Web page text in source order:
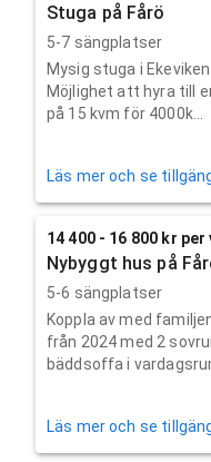
Stuga på Fårö
5-7 sängplatser
Mysig stuga i
Möjlighet att hyra till
på 15 kvm för 4000k...
Läs mer och se
14 400 - 16 800 kr per
Nybyggt hus på
5-6 sängplatser
Koppla av med
från 2024 med 2
bäddsoffa i
Läs mer och se